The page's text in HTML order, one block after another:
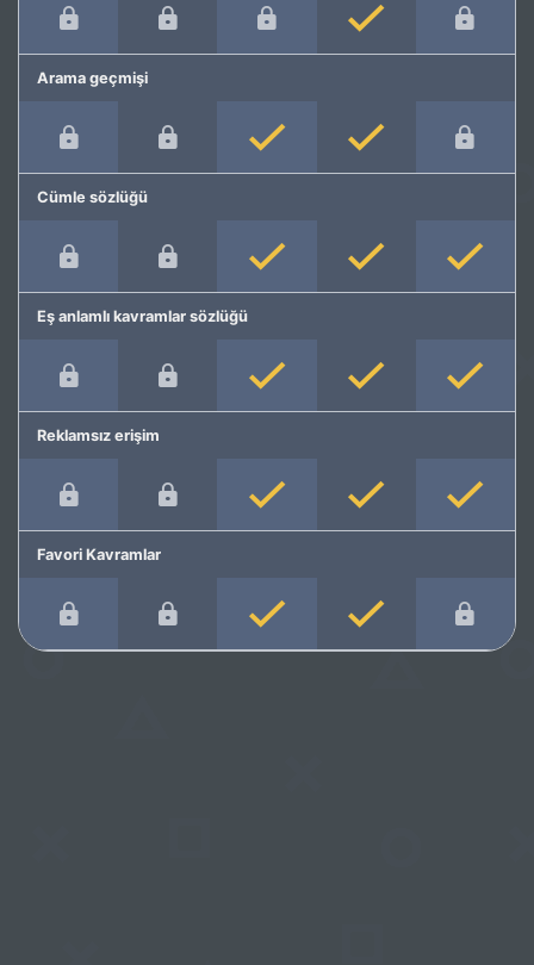
Arama geçmişi
Cümle sözlüğü
Eş anlamlı kavramlar sözlüğü
Reklamsız erişim
Favori Kavramlar